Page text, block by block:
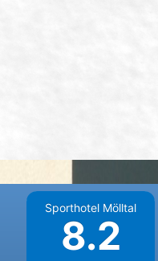
Sporthotel Mölltal
8.2